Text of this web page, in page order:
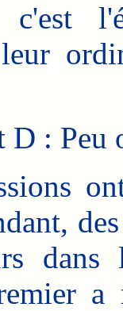
: Peu
a